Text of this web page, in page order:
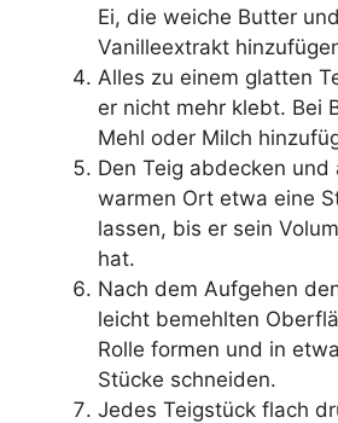
Ei, die weiche Butter
Vanilleextrakt
Alles zu einem glatten
er nicht mehr klebt. Bei
Mehl oder Milch
Den Teig abdecken und
warmen Ort etwa eine
lassen, bis er sein
hat.
Nach dem Aufgehen
leicht bemehlten
Rolle formen und in
Stücke schneiden.
Jedes Teigstück flach